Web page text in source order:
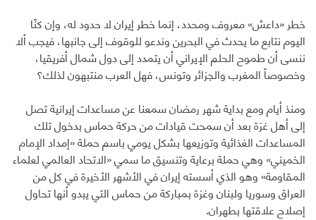
خطر «داعش» معروف ومحدد، إنما خطر إيران لا حدود له، وإن كنّا
اليوم نتابع ما يحدث في البحرين وندعو للوقوف إلى جانبها، فيجب ألا
ننسى أن طموح الحلم الإيراني أن يتمدد إلى دول شمال أفريقيا،
وخصوصاً المغرب والجزائر وتونس، فهل العرب منتبهون لذلك؟
ومنذ أيام ومع بداية شهر رمضان سمعنا عن مساعدات إيرانية تصل
إلى أهل غزة بعد أن سمحت قيادات من حركة حماس بدخول تلك
المساعدات الغذائية وتوزيعها بشكل يومي باسم حملة «إمداد الإمام
الخميني» وهي حملة برعاية وتنسيق ما سمي «الاتحاد العالمي لعلماء
المقاومة» وهو الذي أسسته إيران في الأشهر الأخيرة في كل من
العراق وسوريا ولبنان وغزة بمباركة من حماس التي يبدو أنها تحاول
إصلاح علاقتها بطهران.